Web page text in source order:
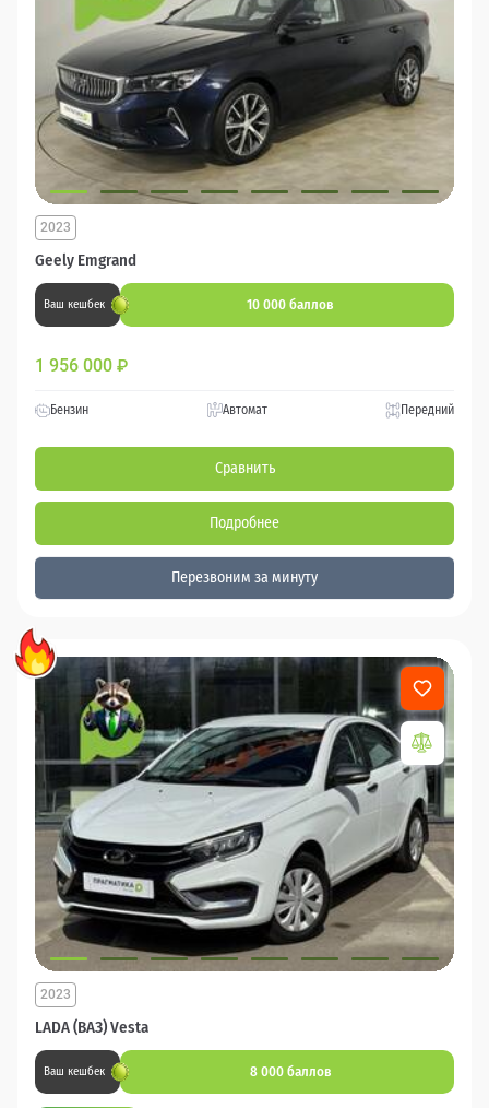
Geely Emgrand
2023
Ваш кешбек 10 000 баллов
1 956 000 ₽
Бензин Автомат Передний
Сравнить
Подробнее
Перезвоним за минуту
LADA (ВАЗ) Vesta
2023
Ваш кешбек 8 000 баллов